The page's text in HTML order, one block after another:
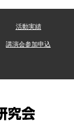
活動実績
講演会参加申込